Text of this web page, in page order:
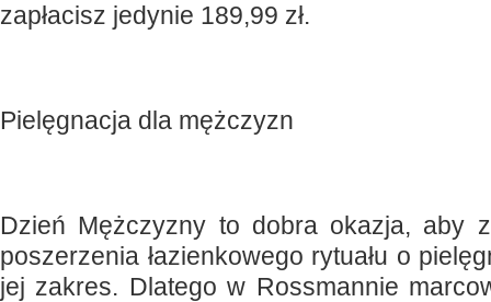
zapłacisz jedynie 189,99 zł.
Pielęgnacja dla mężczyzn
Dzień Mężczyzny to dobra okazja, aby
poszerzenia łazienkowego rytuału o
jej zakres. Dlatego w Rossmannie